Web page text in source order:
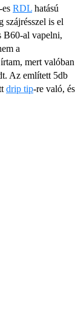
-es RDL hatású
szájrésszel is el
B60-al vapelni,
a
mert valóban
Az említett 5db
drip tip-re való, és